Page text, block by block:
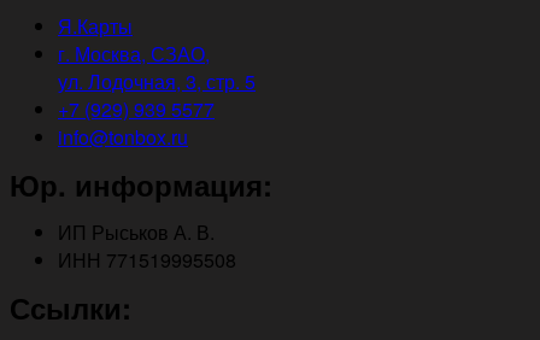
Я.Карты
г. Москва, СЗАО,
ул. Лодочная, 3, стр. 5
+7 (929) 939 5577
info@tonbox.ru
Юр. информация:
ИП Рыськов А. В.
ИНН 771519995508
Ссылки: